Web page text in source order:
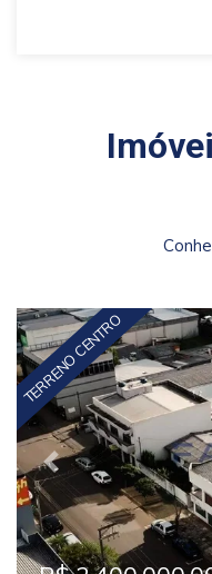
Previous
TERRENO CENTRO